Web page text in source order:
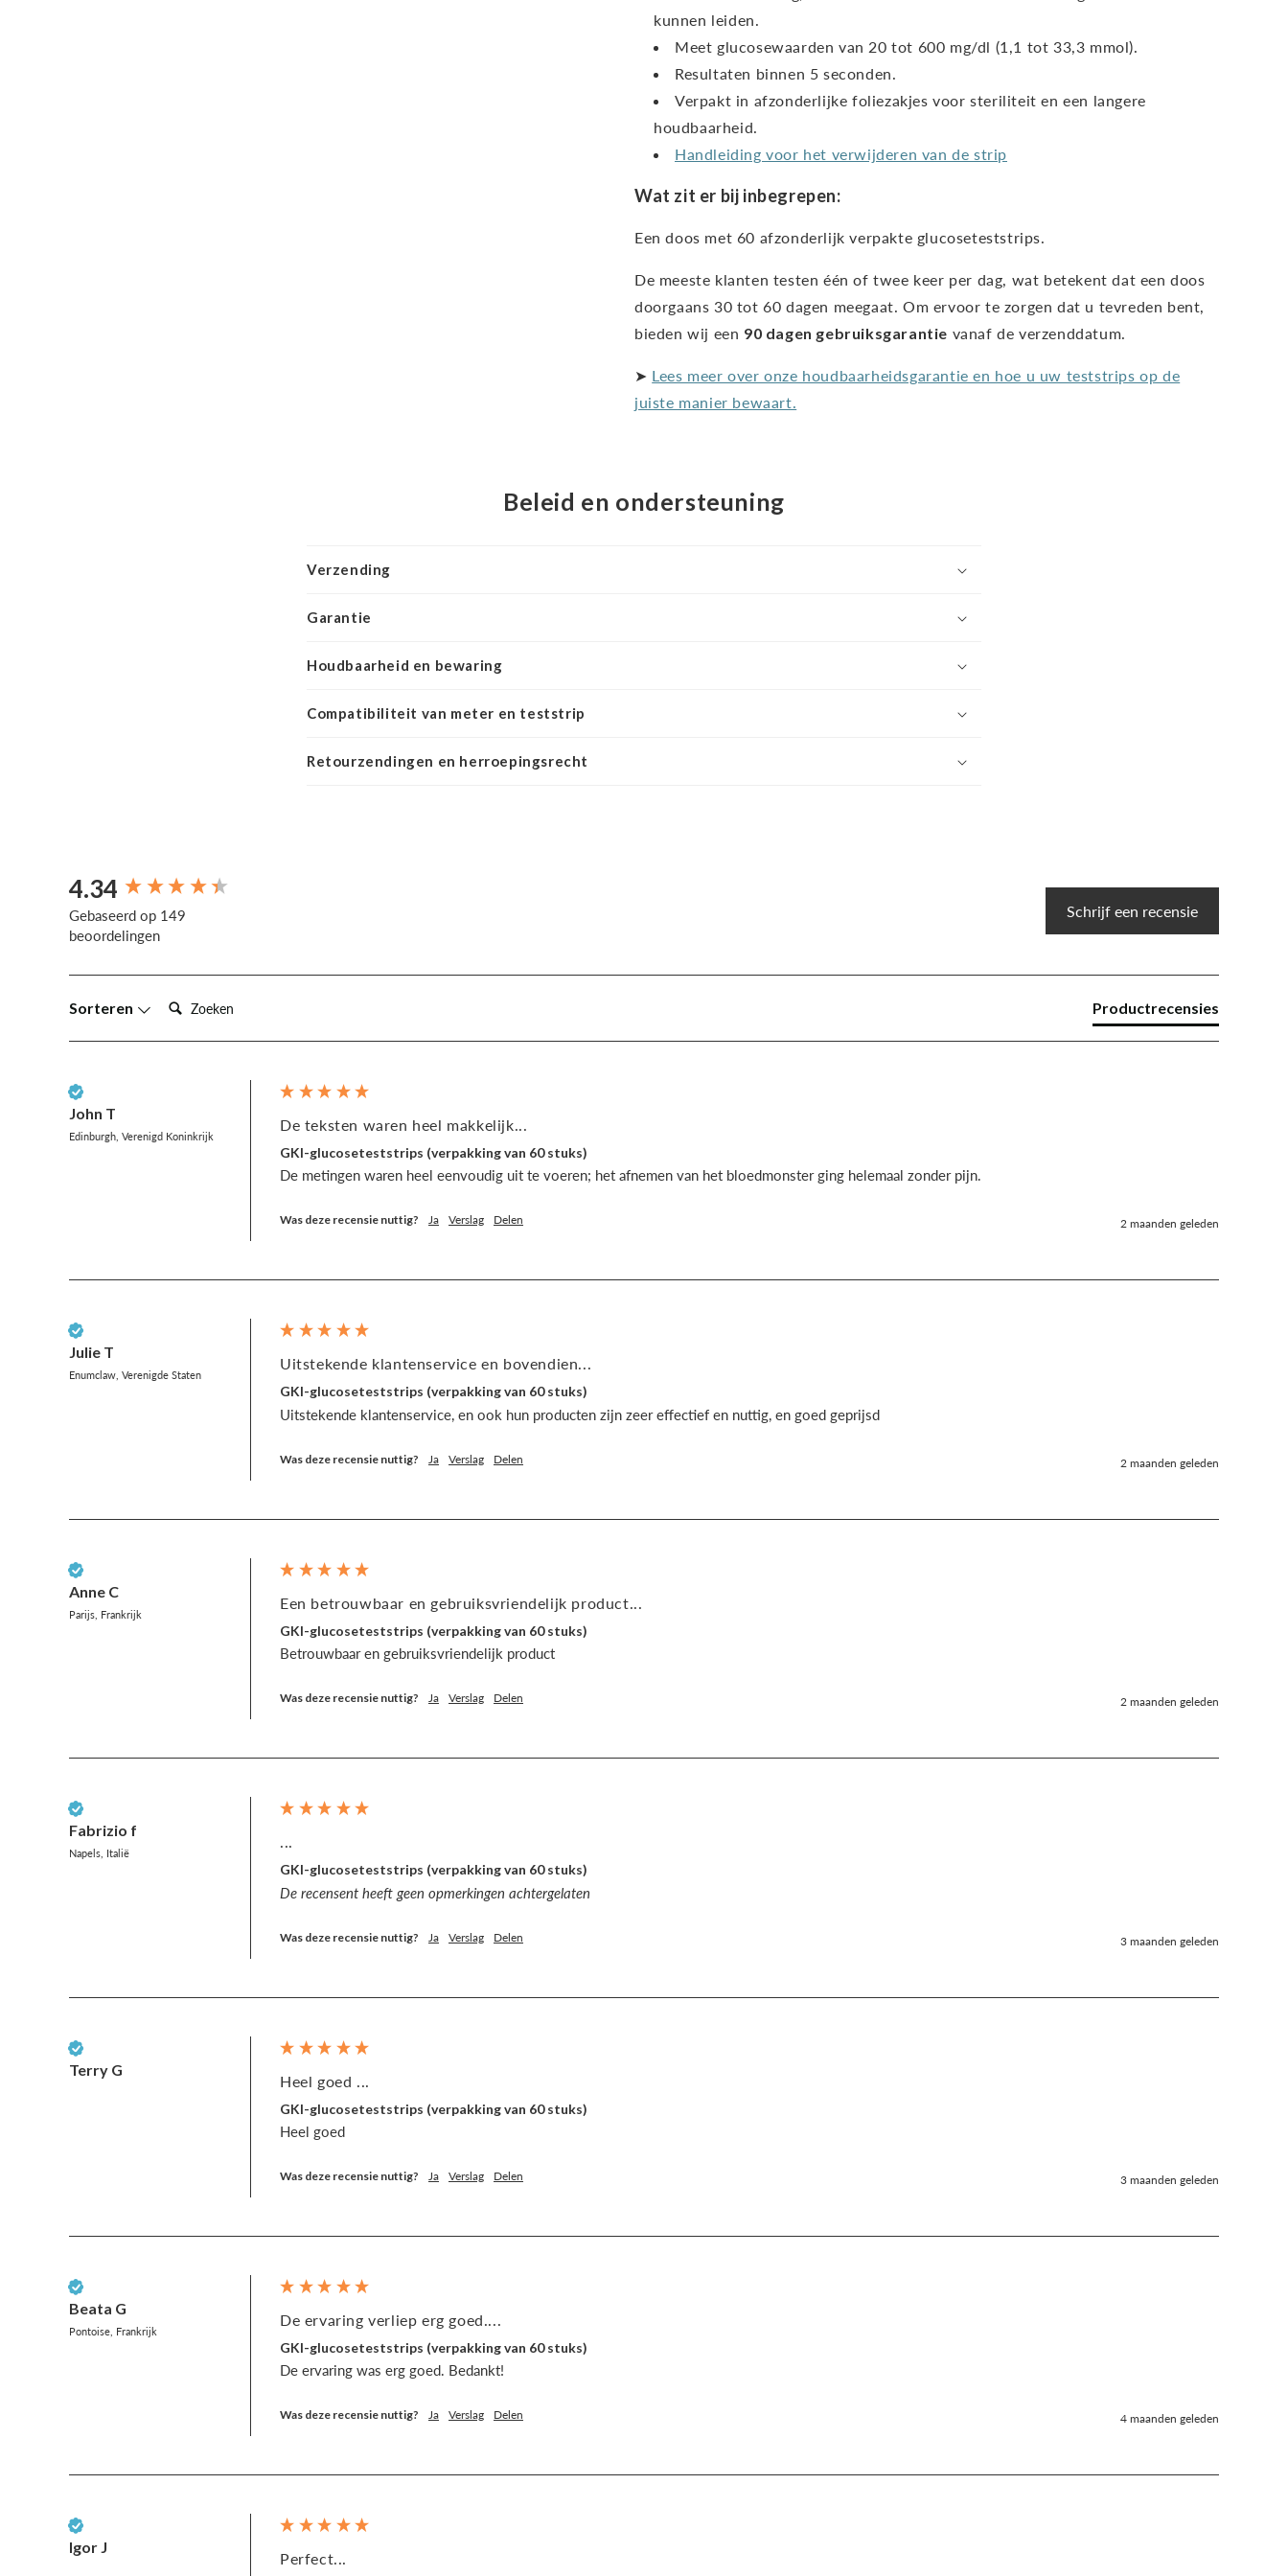
kunnen leiden.
Meet glucosewaarden van 20 tot 600 mg/dl (1,1 tot 33,3 mmol).
Resultaten binnen 5 seconden.
Verpakt in afzonderlijke foliezakjes voor steriliteit en een langere
houdbaarheid.
Handleiding voor het verwijderen van de strip
Wat zit er bij inbegrepen:
Een doos met 60 afzonderlijk verpakte glucoseteststrips.
De meeste klanten testen één of twee keer per dag, wat betekent dat een doos
doorgaans 30 tot 60 dagen meegaat. Om ervoor te zorgen dat u tevreden bent,
bieden wij een 90 dagen gebruiksgarantie vanaf de verzenddatum.
➤ Lees meer over onze houdbaarheidsgarantie en hoe u uw teststrips op de
juiste manier bewaart.
Beleid en ondersteuning
Verzending
Garantie
Houdbaarheid en bewaring
Compatibiliteit van meter en teststrip
Retourzendingen en herroepingsrecht
4.34
Gebaseerd op 149
beoordelingen
Schrijf een recensie
Sorteren Zoeken: Productrecensies
John T
Edinburgh, Verenigd Koninkrijk
De teksten waren heel makkelijk...
GKI-glucoseteststrips (verpakking van 60 stuks)
De metingen waren heel eenvoudig uit te voeren; het afnemen van het bloedmonster ging helemaal zonder pijn.
Was deze recensie nuttig? Ja Verslag Delen 2 maanden geleden
Julie T
Enumclaw, Verenigde Staten
Uitstekende klantenservice en bovendien...
GKI-glucoseteststrips (verpakking van 60 stuks)
Uitstekende klantenservice, en ook hun producten zijn zeer effectief en nuttig, en goed geprijsd
Was deze recensie nuttig? Ja Verslag Delen 2 maanden geleden
Anne C
Parijs, Frankrijk
Een betrouwbaar en gebruiksvriendelijk product...
GKI-glucoseteststrips (verpakking van 60 stuks)
Betrouwbaar en gebruiksvriendelijk product
Was deze recensie nuttig? Ja Verslag Delen 2 maanden geleden
Fabrizio f
Napels, Italië
...
GKI-glucoseteststrips (verpakking van 60 stuks)
De recensent heeft geen opmerkingen achtergelaten
Was deze recensie nuttig? Ja Verslag Delen 3 maanden geleden
Terry G
Heel goed ...
GKI-glucoseteststrips (verpakking van 60 stuks)
Heel goed
Was deze recensie nuttig? Ja Verslag Delen 3 maanden geleden
Beata G
Pontoise, Frankrijk
De ervaring verliep erg goed....
GKI-glucoseteststrips (verpakking van 60 stuks)
De ervaring was erg goed. Bedankt!
Was deze recensie nuttig? Ja Verslag Delen 4 maanden geleden
Igor J
Perfect...
New content loaded